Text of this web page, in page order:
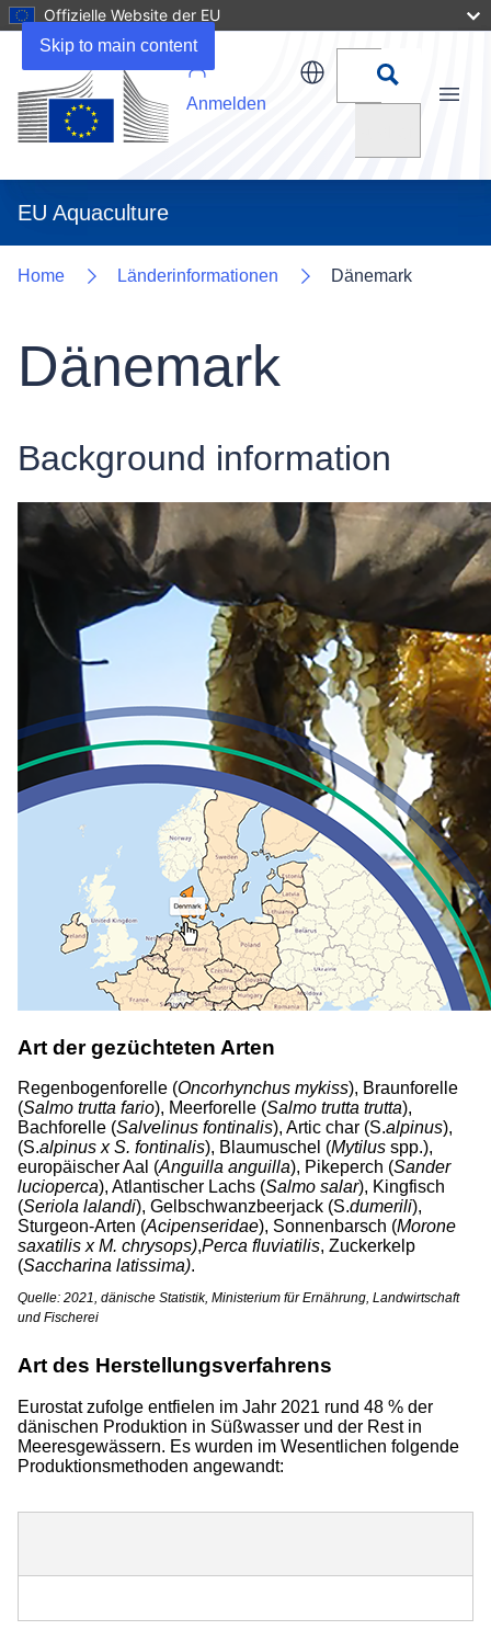
Skip to main content
Offizielle Website der EU
Anmelden
EU Aquaculture
Menu
Home Länderinformationen Dänemark
Dänemark
Uploads
Background information
Art der gezüchteten Arten
Regenbogenforelle (Oncorhynchus mykiss), Braunforelle
(Salmo trutta fario), Meerforelle (Salmo trutta trutta),
Bachforelle (Salvelinus fontinalis), Artic char (S.alpinus),
(S.alpinus x S. fontinalis), Blaumuschel (Mytilus spp.),
europäischer Aal (Anguilla anguilla), Pikeperch (Sander
lucioperca), Atlantischer Lachs (Salmo salar), Kingfisch
(Seriola lalandi), Gelbschwanzbeerjack (S.dumerili),
Sturgeon-Arten (Acipenseridae), Sonnenbarsch (Morone
saxatilis x M. chrysops),Perca fluviatilis, Zuckerkelp
(Saccharina latissima).
Quelle: 2021, dänische Statistik, Ministerium für Ernährung, Landwirtschaft
und Fischerei
Art des Herstellungsverfahrens
Eurostat zufolge entfielen im Jahr 2021 rund 48 % der
dänischen Produktion in Süßwasser und der Rest in
Meeresgewässern. Es wurden im Wesentlichen folgende
Produktionsmethoden angewandt: